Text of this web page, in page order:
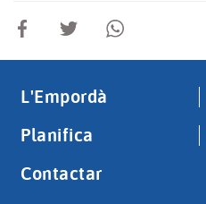
L'Empordà
Planifica
Contactar